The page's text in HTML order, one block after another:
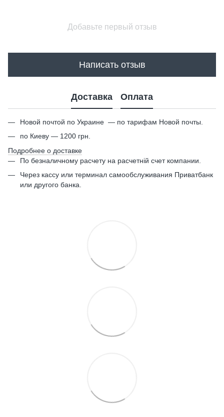
Добавьте первый отзыв
Написать отзыв
Доставка Оплата
Новой почтой по Украине — по тарифам Новой почты.
по Киеву — 1200 грн.
Подробнее о доставке
По безналичному расчету на расчетній счет компании.
Через кассу или терминал самообслуживания Приватбанк
или другого банка.